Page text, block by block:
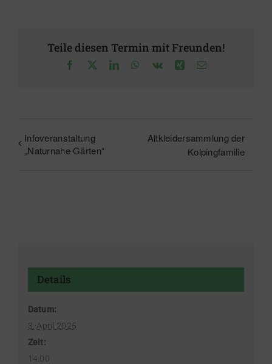
Teile diesen Termin mit Freunden!
Facebook LinkedInWhatsApp
Vk XingE-
Infoveranstaltung
„Naturnahe Gärten“
Altkleidersammlung der
Kolpingfamilie
Details
Datum:
3. April 2025
Zeit:
14:00